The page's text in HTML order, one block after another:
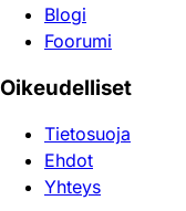
Blogi
Foorumi
Oikeudelliset
Tietosuoja
Ehdot
Yhteys